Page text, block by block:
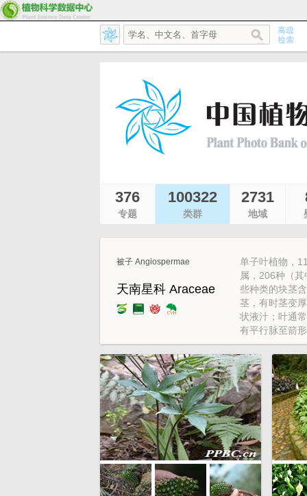
376
专题
100322
类群
2731
地域
被子 Angiospermae
天南星科 Araceae
单子叶植物，
属，206种（
些种类的块茎
茎，有时茎变
状液汁；叶通
有平行脉至箭
花两性或单性
生成雄蕊柱，
果浆果状，密
hallus，